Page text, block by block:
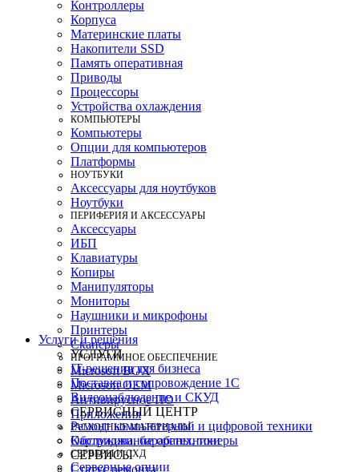
Контроллеры
Корпуса
Материнские платы
Накопители SSD
Память оперативная
Приводы
Процессоры
Устройства охлаждения
КОМПЬЮТЕРЫ
Компьютеры
Опции для компьютеров
Платформы
НОУТБУКИ
Аксессуары для ноутбуков
Ноутбуки
ПЕРИФЕРИЯ И АКСЕССУАРЫ
Аксессуары
ИБП
Клавиатуры
Копиры
Манипуляторы
Мониторы
Наушники и микрофоны
Принтеры
Сканеры
ПРОГРАММНОЕ ОБЕСПЕЧЕНИЕ
Microsoft BOX
Microsoft OEM
Антивирусное ПО
Приложения
РАСХОДНЫЕ МАТЕРИАЛЫ
Картриджи, барабаны, тонеры
СЕРВЕРЫ И СХД
Серверные опции
Услуги и решения
УСЛУГИ
IT-решения для бизнеса
Поставка и сопровождение 1C
Видеонаблюдение и СКУД
СЕРВИСНЫЙ ЦЕНТР
Ремонт компьютерной и цифровой техники
Обслуживание оргтехники
СЕРВИСЫ
Статус ремонта